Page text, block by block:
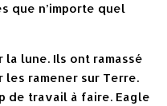
que n’importe quel
lune. Ils ont ramassé
les ramener sur Terre.
de travail à faire. Eagle